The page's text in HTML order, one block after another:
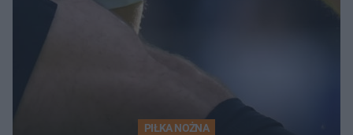
PIŁKA NOŻNA